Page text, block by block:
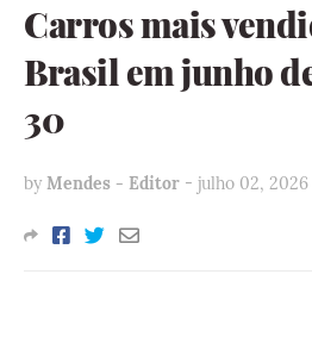
Carros mais
Brasil em junho
30
by Mendes - Editor - julho 02, 2026